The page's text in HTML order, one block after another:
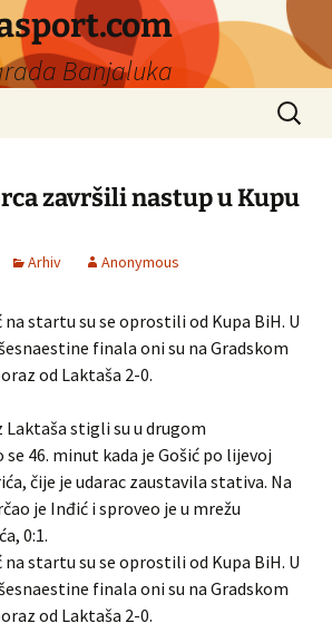
Banjaluka
Search
for:
završili nastup u Kupu
Arhiv Anonymous
na startu su se oprostili od Kupa BiH. U
finala oni su na Gradskom
od Laktaša 2-0.
stigli su u drugom
46. minut kada je Gošić po lijevoj
čije je udarac zaustavila stativa. Na
je Inđić i sproveo je u mrežu
0:1.
na startu su se oprostili od Kupa BiH. U
finala oni su na Gradskom
od Laktaša 2-0.